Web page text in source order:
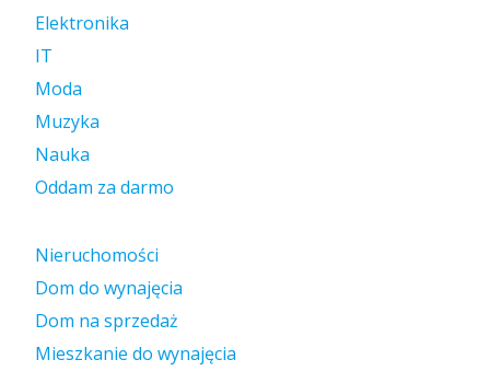
Elektronika
IT
Moda
Muzyka
Nauka
Oddam za darmo
Nieruchomości
Dom do wynajęcia
Dom na sprzedaż
Mieszkanie do wynajęcia